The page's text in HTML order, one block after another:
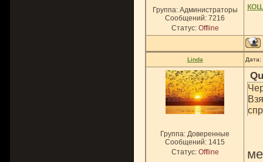
Группа: Администраторы
Сообщений: 7216
Статус: Offline
Linda
Группа: Доверенные
Сообщений: 1415
Статус: Offline